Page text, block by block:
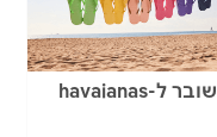
שובר ל-havaianas